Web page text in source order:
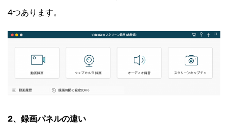
4つあります。
2、録画パネルの違い